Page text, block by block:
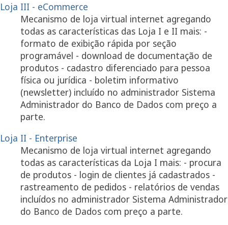
Loja III - eCommerce
Mecanismo de loja virtual internet agregando
todas as características das Loja I e II mais: -
formato de exibição rápida por seção
programável - download de documentação de
produtos - cadastro diferenciado para pessoa
física ou jurídica - boletim informativo
(newsletter) incluído no administrador Sistema
Administrador do Banco de Dados com preço a
parte.
Loja II - Enterprise
Mecanismo de loja virtual internet agregando
todas as características da Loja I mais: - procura
de produtos - login de clientes já cadastrados -
rastreamento de pedidos - relatórios de vendas
incluídos no administrador Sistema Administrador
do Banco de Dados com preço a parte.